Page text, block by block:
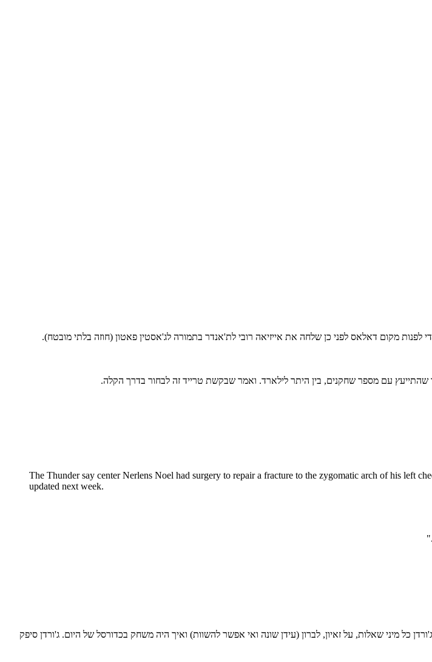
לפנות מקום דאלאס לפני כן שלחה את אייזיאה רובי לת'אנדר בתמורה לג'אסטין פאטון (חוזה בלתי מובטח).
שהתייעץ עם מספר שחקנים, בין היתר לילארד. ואמר שבקשת טרייד זה לבחור בדרך הקלה.
The Thunder say center Nerlens Noel had surgery to repair a fracture to the zygomatic arch of his left
updated next week.
כל מיני שאלות, על זאיון, לברון (עידן שונה ואי אפשר להשוות) ואיך היה משחק בכדורסל של היום. ג'ורדן סיפק